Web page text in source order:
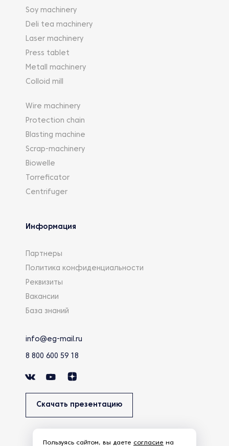
Soy machinery
Deli tea machinery
Laser machinery
Press tablet
Metall machinery
Colloid mill
Wire machinery
Protection chain
Blasting machine
Scrap-machinery
Biowelle
Torreficator
Centrifuger
Информация
Партнеры
Политика конфиденциальности
Реквизиты
Вакансии
База знаний
info@eg-mail.ru
8 800 600 59 18
Скачать презентацию
Пользуясь сайтом, вы даете согласие на